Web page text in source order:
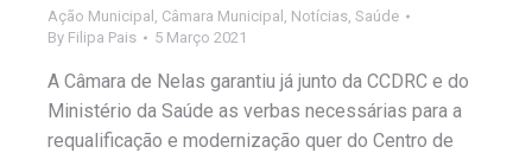
Ação Municipal Câmara Municipal Notícias Saúde
By Filipa Pais 5 Março 2021
A Câmara de Nelas garantiu já junto da CCDRC e do
Ministério da Saúde as verbas necessárias para a
requalificação e modernização quer do Centro de